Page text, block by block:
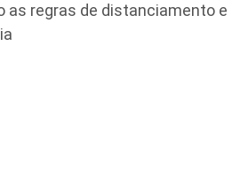
as regras de distanciamento e